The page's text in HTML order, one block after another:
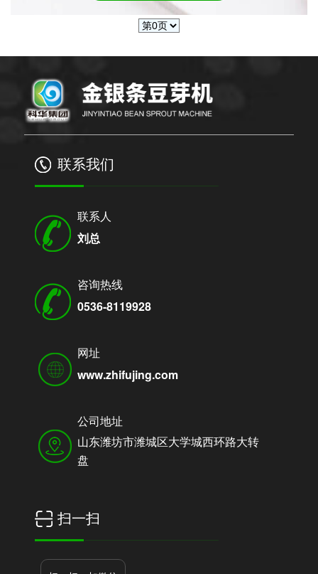
联系我们
联系人
刘总
咨询热线
0536-8119928
网址
www.zhifujing.com
公司地址
山东潍坊市潍城区大学城西环路大转
盘
扫一扫